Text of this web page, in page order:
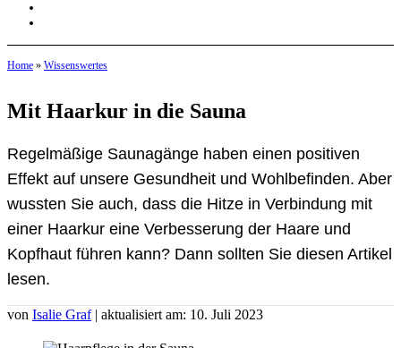
Home » Wissenswertes
Mit Haarkur in die Sauna
Regelmäßige Saunagänge haben einen positiven
Effekt auf unsere Gesundheit und Wohlbefinden. Aber
wussten Sie auch, dass die Hitze in Verbindung mit
einer Haarkur eine Verbesserung der Haare und
Kopfhaut führen kann? Dann sollten Sie diesen Artikel
lesen.
von Isalie Graf | aktualisiert am: 10. Juli 2023